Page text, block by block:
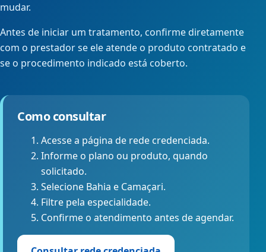
mudar.
Antes de iniciar um tratamento, confirme diretamente
com o prestador se ele atende o produto contratado e
se o procedimento indicado está coberto.
Como consultar
Acesse a página de rede credenciada.
Informe o plano ou produto, quando
solicitado.
Selecione Bahia e Camaçari.
Filtre pela especialidade.
Confirme o atendimento antes de agendar.